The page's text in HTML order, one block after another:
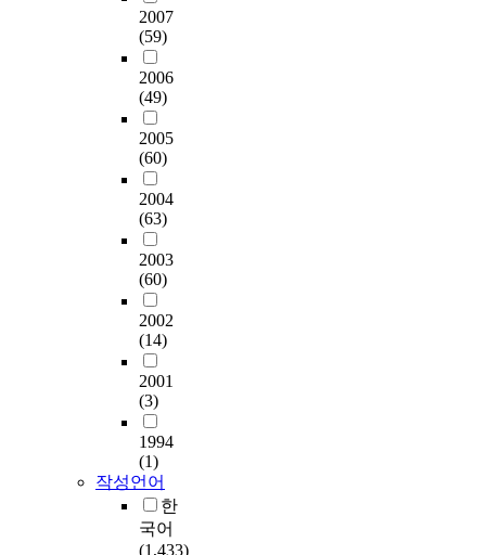
2007
(59)
2006
(49)
2005
(60)
2004
(63)
2003
(60)
2002
(14)
2001
(3)
1994
(1)
작성언어
한
국어
(1,433)